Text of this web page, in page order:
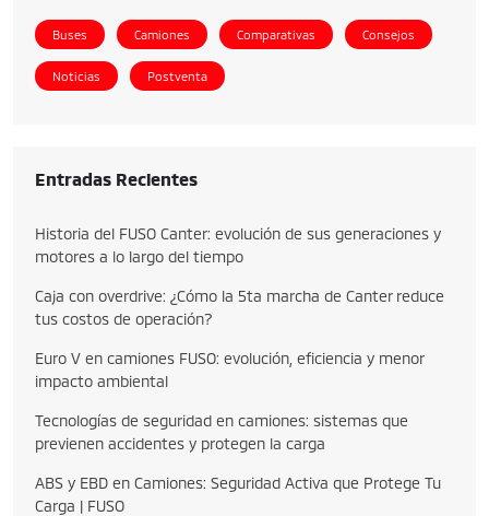
Buses Camiones Comparativas Consejos
Noticias Postventa
Entradas Recientes
Historia del FUSO Canter: evolución de sus generaciones y
motores a lo largo del tiempo
Caja con overdrive: ¿Cómo la 5ta marcha de Canter reduce
tus costos de operación?
Euro V en camiones FUSO: evolución, eficiencia y menor
impacto ambiental
Tecnologías de seguridad en camiones: sistemas que
previenen accidentes y protegen la carga
ABS y EBD en Camiones: Seguridad Activa que Protege Tu
Carga | FUSO